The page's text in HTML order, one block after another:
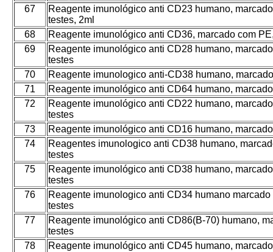
67
Reagente imunológico anti CD23 humano,
testes, 2ml
68
Reagente imunológico anti CD36, marcado com
69
Reagente imunológico anti CD28 humano,
testes
70
Reagente imunologico anti-CD38 humano,
71
Reagente imunológico anti CD64 humano,
72
Reagente imunológico anti CD22 humano,
testes
73
Reagente imunológico anti CD16 humano,
74
Reagentes imunologico anti CD38 humano,
testes
75
Reagente imunológico anti CD38 humano,
testes
76
Reagente imunologico anti CD34 humano
testes
77
Reagente imunológico anti CD86(B-70) humano,
testes
78
Reagente imunológico anti CD45 humano,